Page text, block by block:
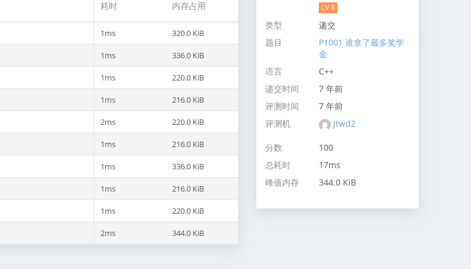
耗时 内存占用
1ms 320.0 KiB
1ms 336.0 KiB
1ms 220.0 KiB
1ms 216.0 KiB
2ms 220.0 KiB
1ms 216.0 KiB
1ms 336.0 KiB
1ms 216.0 KiB
1ms 220.0 KiB
2ms 344.0 KiB
LV 8
类型
递交
题目
P1001 谁拿了最多奖学
金
语言
C++
递交时间
7 年前
评测时间
7 年前
评测机
Jtwd2
分数
100
总耗时
17ms
峰值内存
344.0 KiB